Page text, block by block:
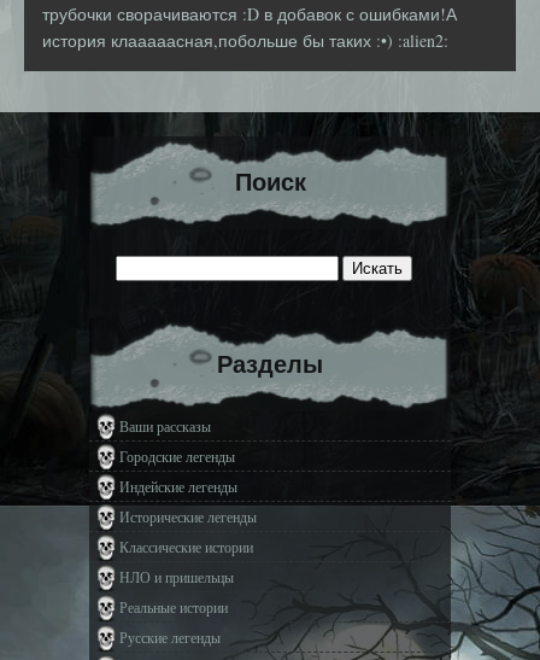
трубочки сворачиваются :D в добавок с ошибками!А
история клааааасная,побольше бы таких :•) :alien2:
Поиск
Разделы
Ваши рассказы
Городские легенды
Индейские легенды
Исторические легенды
Классические истории
НЛО и пришельцы
Реальные истории
Русские легенды